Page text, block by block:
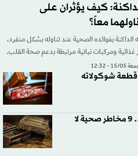
كيف يؤثران على
معاً؟
بفوائده الصحية عند تناوله بشكل منفرد،
ومركبات نباتية مرتبطة بدعم صحة القلب.
15/05 - 12:32
من 400 ألف قطعة شوكولاته
الإفراط في الشوكولاته… 9 مخاطر صحية لا